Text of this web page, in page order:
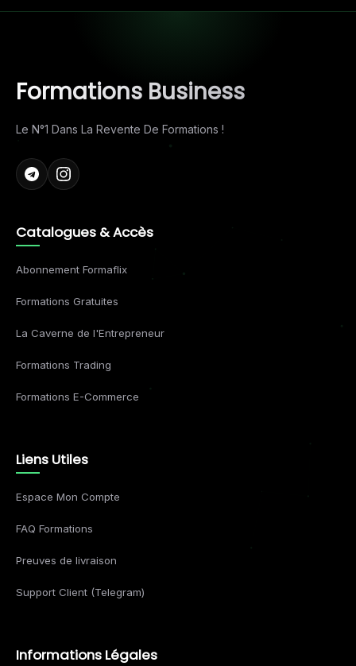
Formations Business
Le N°1 Dans La Revente De Formations !
Catalogues & Accès
Abonnement Formaflix
Formations Gratuites
La Caverne de l'Entrepreneur
Formations Trading
Formations E-Commerce
Liens Utiles
Espace Mon Compte
FAQ Formations
Preuves de livraison
Support Client (Telegram)
Informations Légales